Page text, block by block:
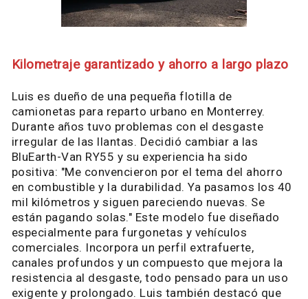
Kilometraje garantizado y ahorro a largo plazo
Luis es dueño de una pequeña flotilla de
camionetas para reparto urbano en Monterrey.
Durante años tuvo problemas con el desgaste
irregular de las llantas. Decidió cambiar a las
BluEarth-Van RY55 y su experiencia ha sido
positiva: "Me convencieron por el tema del ahorro
en combustible y la durabilidad. Ya pasamos los 40
mil kilómetros y siguen pareciendo nuevas. Se
están pagando solas." Este modelo fue diseñado
especialmente para furgonetas y vehículos
comerciales. Incorpora un perfil extrafuerte,
canales profundos y un compuesto que mejora la
resistencia al desgaste, todo pensado para un uso
exigente y prolongado. Luis también destacó que